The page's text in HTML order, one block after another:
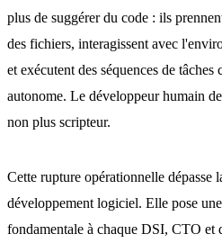
plus de suggérer du code : ils
des fichiers, interagissent avec
et exécutent des séquences de tâches
autonome. Le développeur humain
non plus scripteur.
Cette rupture opérationnelle dépasse
développement logiciel. Elle pose
fondamentale à chaque DSI, CTO et